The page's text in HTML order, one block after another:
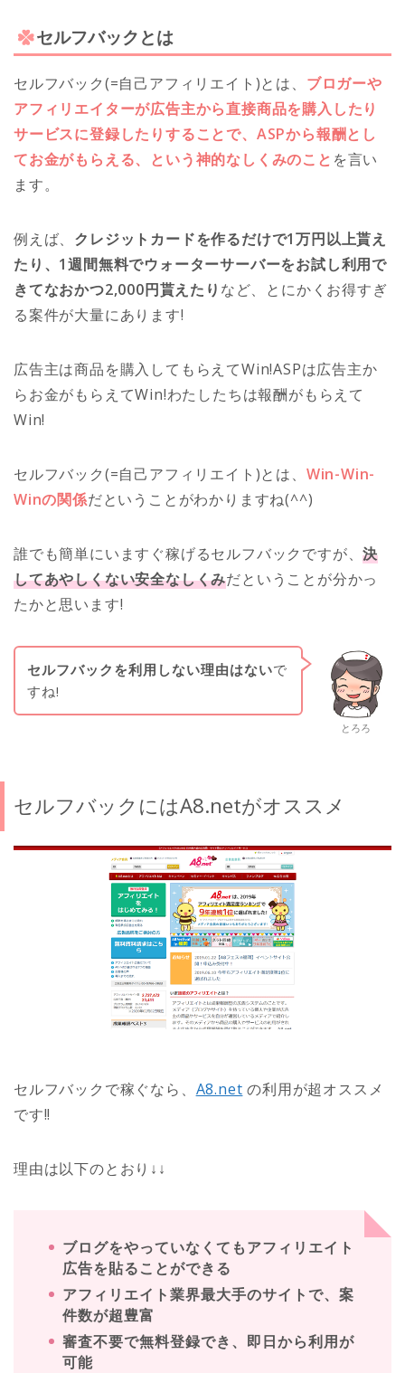
セルフバックとは
セルフバック(=自己アフィリエイト)とは、 ブロガーや
アフィリエイターが広告主から直接商品を購入したり
サービスに登録したりすることで、ASPから報酬とし
てお金がもらえる、という神的なしくみのこと を言い
ます。
例えば、 クレジットカードを作るだけで1万円以上貰え
たり、1週間無料でウォーターサーバーをお試し利用で
きてなおかつ2,000円貰えたり など、とにかくお得すぎ
る案件が大量にあります!
広告主は商品を購入してもらえてWin!ASPは広告主か
らお金がもらえてWin!わたしたちは報酬がもらえて
Win!
セルフバック(=自己アフィリエイト)とは、 Win-Win-
Winの関係だということがわかりますね(^^)
誰でも簡単にいますぐ稼げるセルフバックですが、決
してあやしくない安全なしくみだということが分かっ
たかと思います!
とろろ
セルフバックを利用しない理由はないで
すね!
セルフバックにはA8.netがオススメ
セルフバックで稼ぐなら、 A8.net の利用が超オススメ
です!!
理由は以下のとおり↓↓
ブログをやっていなくてもアフィリエイト
広告を貼ることができる
アフィリエイト業界最大手のサイトで、案
件数が超豊富
審査不要で無料登録でき、即日から利用が
可能